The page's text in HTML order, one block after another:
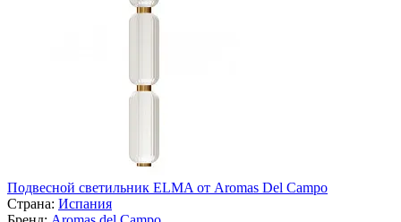
Подвесной светильник ELMA от Aromas Del Campo
Страна: Испания